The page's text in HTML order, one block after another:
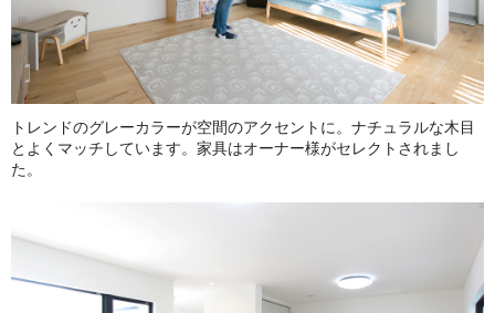
トレンドのグレーカラーが空間のアクセントに。ナチュラルな木目
とよくマッチしています。家具はオーナー様がセレクトされまし
た。